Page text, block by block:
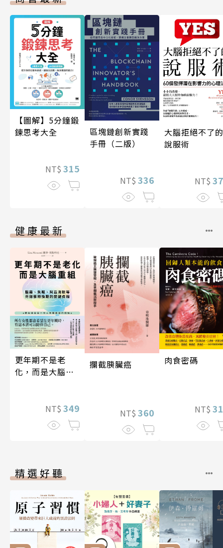
【圖解】5分鐘鍛
鍊思考大全
NT$ 315
區塊鏈創新實踐
手冊（二版）
NT$ 336
大腦拒絕不了的
說服術
NT$
健康最新
更年期不是老
化，而是大腦重
NT$ 349
攔截胰臟癌
NT$ 360
肉食密碼
NT$
精選好聽